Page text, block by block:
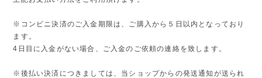
※コンビニ決済のご入金期限は、ご購入から５日以内となっており
ます。
4日目に入金がない場合、ご入金のご依頼の連絡を致します。
※後払い決済につきましては、当ショップからの発送通知が送られ